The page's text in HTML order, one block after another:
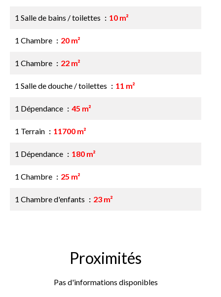
1 Salle de bains / toilettes 10 m²
1 Chambre 20 m²
1 Chambre 22 m²
1 Salle de douche / toilettes 11 m²
1 Dépendance 45 m²
1 Terrain 11700 m²
1 Dépendance 180 m²
1 Chambre 25 m²
1 Chambre d'enfants 23 m²
Proximités
Pas d'informations disponibles